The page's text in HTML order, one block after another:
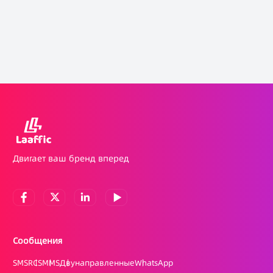
Двигает ваш бренд вперед
Сообщения
SMSRCSMMSДвунаправленныеWhatsApp